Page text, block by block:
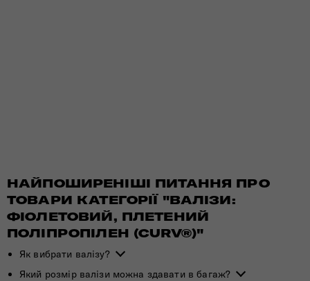
НАЙПОШИРЕНІШІ ПИТАННЯ ПРО
ТОВАРИ КАТЕГОРІЇ "ВАЛІЗИ:
ФІОЛЕТОВИЙ, ПЛЕТЕНИЙ
ПОЛІПРОПІЛЕН (CURV®)"
Як вибрати валізу?
Який розмір валізи можна здавати в багаж?